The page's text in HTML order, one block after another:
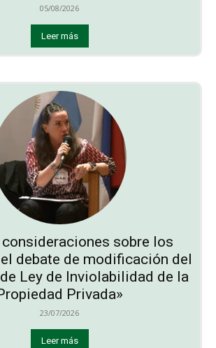
05/08/2026
Leer más
sobre los
debate de modificación del
Ley de Inviolabilidad de la
Privada»
23/07/2026
Leer más